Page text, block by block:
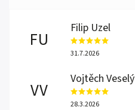
FU
Filip Uzel
31.7.2026
VV
Vojtěch Veselý
28.3.2026